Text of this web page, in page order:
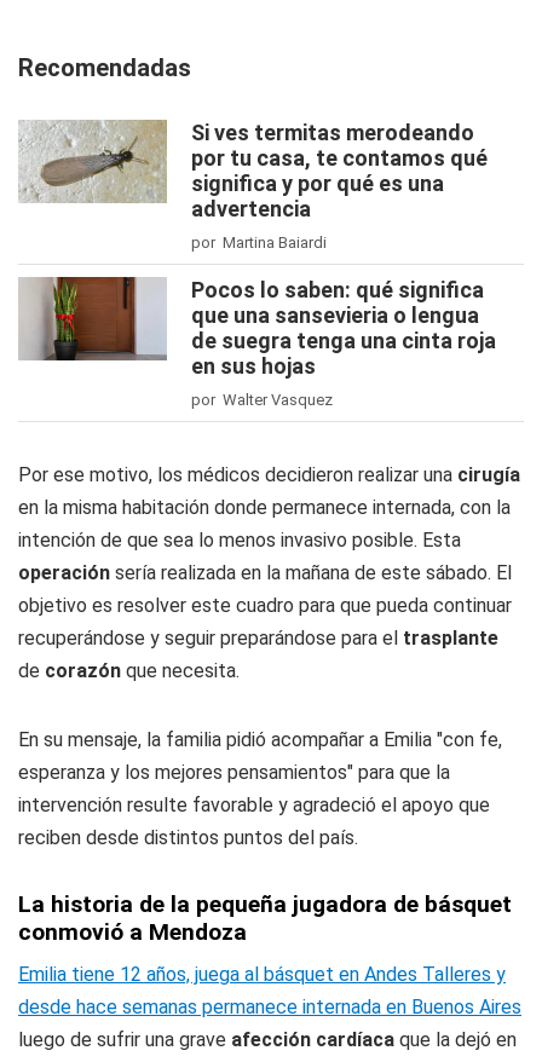
Recomendadas
Si ves termitas merodeando
por tu casa, te contamos qué
significa y por qué es una
advertencia
por Martina Baiardi
Pocos lo saben: qué significa
que una sansevieria o lengua
de suegra tenga una cinta roja
en sus hojas
por Walter Vasquez
Por ese motivo, los médicos decidieron realizar una cirugía
en la misma habitación donde permanece internada, con la
intención de que sea lo menos invasivo posible. Esta
operación sería realizada en la mañana de este sábado. El
objetivo es resolver este cuadro para que pueda continuar
recuperándose y seguir preparándose para el trasplante
de corazón que necesita.
En su mensaje, la familia pidió acompañar a Emilia "con fe,
esperanza y los mejores pensamientos" para que la
intervención resulte favorable y agradeció el apoyo que
reciben desde distintos puntos del país.
La historia de la pequeña jugadora de básquet
conmovió a Mendoza
Emilia tiene 12 años, juega al básquet en Andes Talleres y
desde hace semanas permanece internada en Buenos Aires
luego de sufrir una grave afección cardíaca que la dejó en